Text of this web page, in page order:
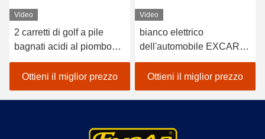
Video
2 carretti di golf a pile
bagnati acidi al piombo
dei sedili/golf con errori
elettrico dell'automobile
Ottieni il miglior prezzo
Video
bianco elettrico
dell'automobile EXCAR
A1S6+2 di golf del veicolo
a pile del litio 48V
Ottieni il miglior prezzo